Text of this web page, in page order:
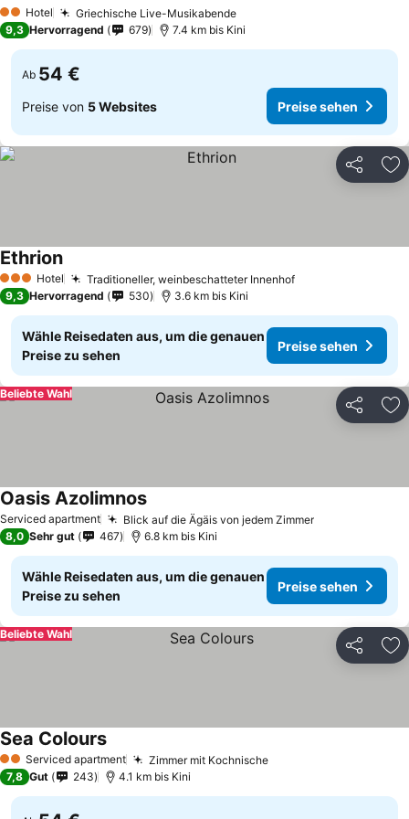
2 Sterne
Hotel Griechische Live-Musikabende
9,3 Hervorragend 679 7.4 km bis Kini
Ab 54 €
Preise von 5 Websites Preise sehen
Teilen
3 SterneHotel Traditioneller, weinbeschatteter Innenhof
Ethrion
9,3 Hervorragend 530 3.6 km bis Kini
Wähle Reisedaten aus, um die genauen
Preise zu sehen
Preise sehen
Teilen
Beliebte Wahl
Serviced apartment Blick auf die Ägäis von jedem Zimmer
Oasis Azolimnos
8,0 Sehr gut 467 6.8 km bis Kini
Wähle Reisedaten aus, um die genauen
Preise zu sehen
Preise sehen
Teilen
Beliebte Wahl
2 SterneServiced apartment Zimmer mit Kochnische
Sea Colours
7,8 Gut 243 4.1 km bis Kini